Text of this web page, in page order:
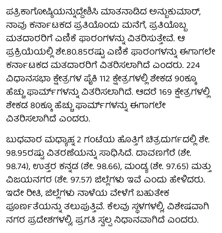
ಪತ್ರಿಕಾಗೋಷ್ಠಿಯನ್ನುದ್ದೇಶಿಸಿ ಮಾತನಾಡಿದ ಅನ್ಬುಕುಮಾರ್,
ನಾವು ಕರ್ನಾಟಕದ ಪ್ರತಿಯೊಂದು ಮನೆಗೆ, ಪ್ರತಿಯೊಬ್ಬ
ಮತದಾರರಿಗೆ ಎಣಿಕೆ ಫಾರಂಗಳನ್ನು ವಿತರಿಸುತ್ತೇವೆ. ಆ
ಪ್ರಕ್ರಿಯೆಯಲ್ಲಿ ಶೇ.80.85ರಷ್ಟು ಎಣಿಕೆ ಫಾರಂಗಳನ್ನು ಈಗಾಗಲೇ
ಕರ್ನಾಟಕದ ಮತದಾರರಿಗೆ ವಿತರಿಸಲಾಗಿದೆ ಎಂದರು. 224
ವಿಧಾನಸಭಾ ಕ್ಷೇತ್ರಗಳ ಪೈಕಿ 112 ಕ್ಷೇತ್ರಗಳಲ್ಲಿ ಶೇಕಡ 90ಕ್ಕೂ
ಹೆಚ್ಚು ಫಾರ್ಮ್‌ಗಳನ್ನು ವಿತರಿಸಲಾಗಿದೆ. ಆದರೆ 169 ಕ್ಷೇತ್ರಗಳಲ್ಲಿ
ಶೇಕಡ 80ಕ್ಕೂ ಹೆಚ್ಚು ಫಾರ್ಮ್‌ಗಳನ್ನು ಈಗಾಗಲೇ
ವಿತರಿಸಲಾಗಿದೆ ಎಂದರು.
ಬುಧವಾರ ಮಧ್ಯಾಹ್ನ 2 ಗಂಟೆಯ ಹೊತ್ತಿಗೆ ಚಿತ್ರದುರ್ಗದಲ್ಲಿ ಶೇ.
98.95ರಷ್ಟು ವಿತರಣೆಯನ್ನು ಸಾಧಿಸಿದೆ. ದಾವಣಗೆರೆ (ಶೇ.
98.74), ಉತ್ತರ ಕನ್ನಡ (ಶೇ. 98.66), ಮಂಡ್ಯ (ಶೇ. 97.65) ಮತ್ತು
ವಿಜಯನಗರ (ಶೇ. 97.57) ಜಿಲ್ಲೆಗಳು ಇವೆ ಎಂದು ಹೇಳಿದರು.
ಇದೇ ರೀತಿ, ಜಿಲ್ಲೆಗಳು ನಾಳೆಯ ವೇಳೆಗೆ ಬಹುತೇಕ
ಪೂರ್ಣತೆಯನ್ನು ತಲುಪುತ್ತಿವೆ. ಕೆಲವು ಸ್ಥಳಗಳಲ್ಲಿ, ವಿಶೇಷವಾಗಿ
ನಗರ ಪ್ರದೇಶಗಳಲ್ಲಿ, ಪ್ರಗತಿ ಸ್ವಲ್ಪ ನಿಧಾನವಾಗಿದೆ ಎಂದರು.